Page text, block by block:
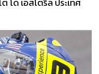
โด เอสโตริล ประเทศ